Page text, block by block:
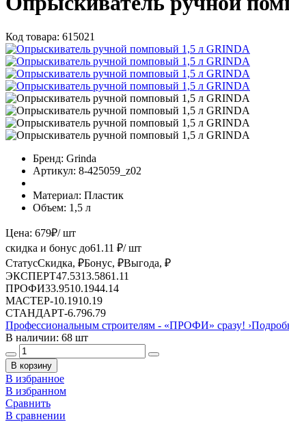
Код товара: 615021
Бренд: Grinda
Артикул: 8-425059_z02
Материал: Пластик
Объем: 1,5 л
Цена: 679₽/ шт
скидка и бонус до61.11 ₽/ шт
СтатусСкидка, ₽Бонус, ₽Выгода, ₽
ЭКСПЕРТ47.5313.5861.11
ПРОФИ33.9510.1944.14
МАСТЕР-10.1910.19
СТАНДАРТ-6.796.79
Профессиональным строителям - «ПРОФИ» сразу! ›
В наличии: 68 шт
В корзину
В избранное
В избранном
Сравнить
В сравнении